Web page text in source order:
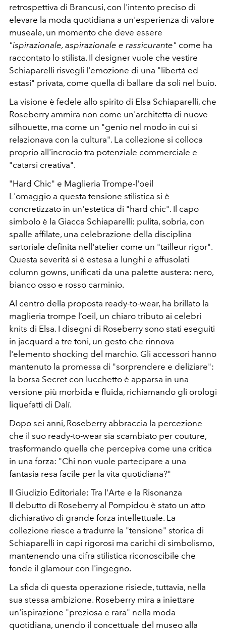
retrospettiva di Brancusi, con l'intento preciso di
elevare la moda quotidiana a un'esperienza di valore
museale, un momento che deve essere
"ispirazionale, aspirazionale e rassicurante" come ha
raccontato lo stilista. Il designer vuole che vestire
Schiaparelli risvegli l'emozione di una "libertà ed
estasi" privata, come quella di ballare da soli nel buio.
La visione è fedele allo spirito di Elsa Schiaparelli, che
Roseberry ammira non come un'architetta di nuove
silhouette, ma come un "genio nel modo in cui si
relazionava con la cultura". La collezione si colloca
proprio all'incrocio tra potenziale commerciale e
"catarsi creativa".
"Hard Chic" e Maglieria Trompe-l'oeil
L'omaggio a questa tensione stilistica si è
concretizzato in un'estetica di "hard chic". Il capo
simbolo è la Giacca Schiaparelli: pulita, sobria, con
spalle affilate, una celebrazione della disciplina
sartoriale definita nell'atelier come un "tailleur rigor".
Questa severità si è estesa a lunghi e affusolati
column gowns, unificati da una palette austera: nero,
bianco osso e rosso carminio.
Al centro della proposta ready-to-wear, ha brillato la
maglieria trompe l’oeil, un chiaro tributo ai celebri
knits di Elsa. I disegni di Roseberry sono stati eseguiti
in jacquard a tre toni, un gesto che rinnova
l'elemento shocking del marchio. Gli accessori hanno
mantenuto la promessa di "sorprendere e deliziare":
la borsa Secret con lucchetto è apparsa in una
versione più morbida e fluida, richiamando gli orologi
liquefatti di Dalí.
Dopo sei anni, Roseberry abbraccia la percezione
che il suo ready-to-wear sia scambiato per couture,
trasformando quella che percepiva come una critica
in una forza: "Chi non vuole partecipare a una
fantasia resa facile per la vita quotidiana?"
Il Giudizio Editoriale: Tra l'Arte e la Risonanza
Il debutto di Roseberry al Pompidou è stato un atto
dichiarativo di grande forza intellettuale. La
collezione riesce a tradurre la "tensione" storica di
Schiaparelli in capi rigorosi ma carichi di simbolismo,
mantenendo una cifra stilistica riconoscibile che
fonde il glamour con l'ingegno.
La sfida di questa operazione risiede, tuttavia, nella
sua stessa ambizione. Roseberry mira a iniettare
un'ispirazione "preziosa e rara" nella moda
quotidiana, unendo il concettuale del museo alla